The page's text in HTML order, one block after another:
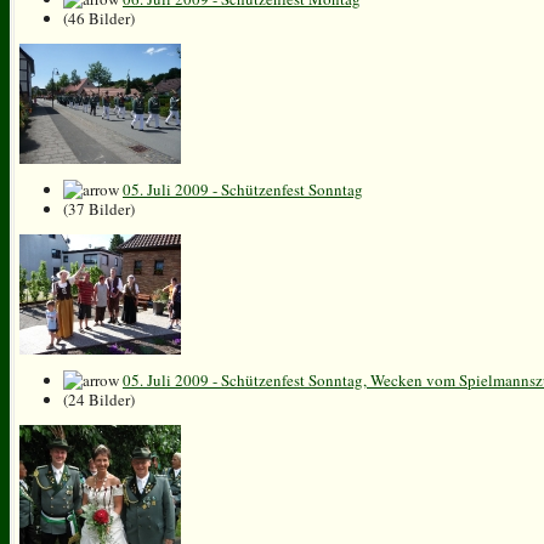
(46 Bilder)
05. Juli 2009 - Schützenfest Sonntag
(37 Bilder)
05. Juli 2009 - Schützenfest Sonntag, Wecken vom
(24 Bilder)